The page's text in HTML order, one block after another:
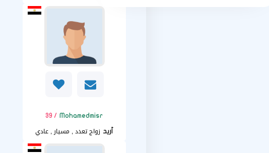
Mohamedmisr
/ 39
أريد زواج تعدد , مسيار , عادي